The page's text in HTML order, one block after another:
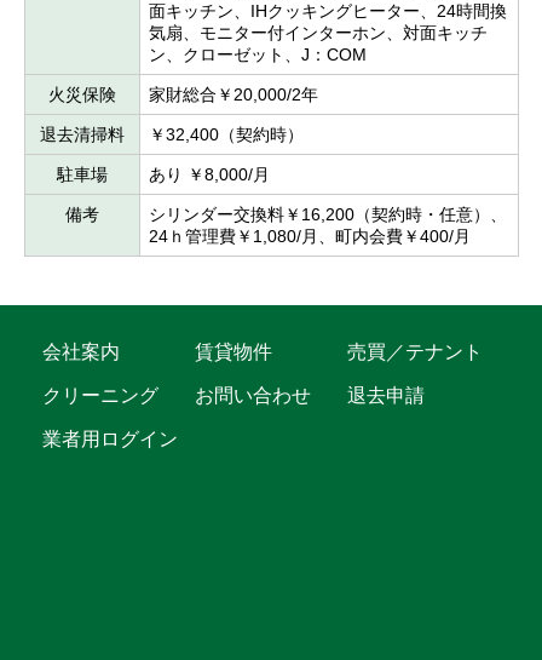
面キッチン、IHクッキングヒーター、24時間換
気扇、モニター付インターホン、対面キッチ
ン、クローゼット、J：COM
火災保険 家財総合￥20,000/2年
退去清掃料 ￥32,400（契約時）
駐車場 あり ￥8,000/月
備考
シリンダー交換料￥16,200（契約時・任意）、
24ｈ管理費￥1,080/月、町内会費￥400/月
会社案内 賃貸物件
売買／テナント
クリーニング
お問い合わせ
退去申請
業者用ログイン